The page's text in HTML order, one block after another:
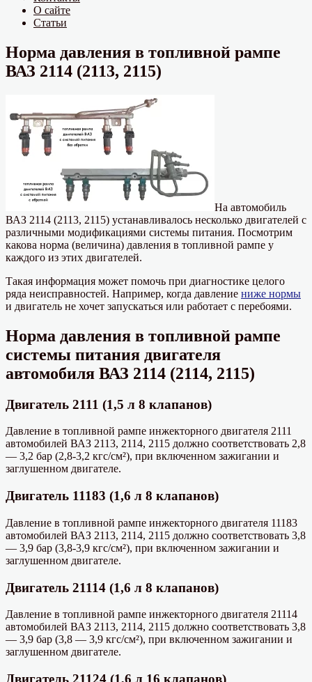
О сайте
Статьи
Норма давления в топливной рампе
ВАЗ 2114 (2113, 2115)
На автомобиль
ВАЗ 2114 (2113, 2115) устанавливалось несколько двигателей с
различными модификациями системы питания. Посмотрим
какова норма (величина) давления в топливной рампе у
каждого из этих двигателей.
Такая информация может помочь при диагностике целого
ряда неисправностей. Например, когда давление ниже нормы
и двигатель не хочет запускаться или работает с перебоями.
Норма давления в топливной рампе
системы питания двигателя
автомобиля ВАЗ 2114 (2114, 2115)
Двигатель 2111 (1,5 л 8 клапанов)
Давление в топливной рампе инжекторного двигателя 2111
автомобилей ВАЗ 2113, 2114, 2115 должно соответствовать 2,8
— 3,2 бар (2,8-3,2 кгс/см²), при включенном зажигании и
заглушенном двигателе.
Двигатель 11183 (1,6 л 8 клапанов)
Давление в топливной рампе инжекторного двигателя 11183
автомобилей ВАЗ 2113, 2114, 2115 должно соответствовать 3,8
— 3,9 бар (3,8-3,9 кгс/см²), при включенном зажигании и
заглушенном двигателе.
Двигатель 21114 (1,6 л 8 клапанов)
Давление в топливной рампе инжекторного двигателя 21114
автомобилей ВАЗ 2113, 2114, 2115 должно соответствовать 3,8
— 3,9 бар (3,8 — 3,9 кгс/см²), при включенном зажигании и
заглушенном двигателе.
Двигатель 21124 (1,6 л 16 клапанов)